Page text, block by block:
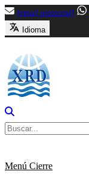
Saltar
al
[email protected]
Idioma
Menú Cierre